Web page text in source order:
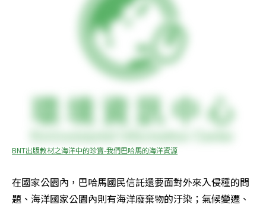
BNT出版教材之海洋中的珍寶-我們巴哈馬的海洋資源
在國家公園內，巴哈馬國民信託還要面對外來入侵種的問
題、海洋國家公園內則有海洋廢棄物的汙染；氣候變遷、